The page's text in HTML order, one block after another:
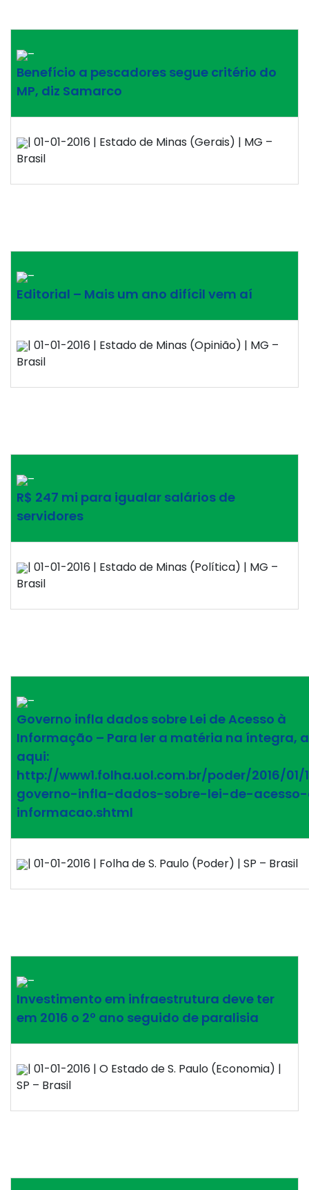
–
Benefício a pescadores segue critério do
MP, diz Samarco
| 01-01-2016 | Estado de Minas (Gerais) | MG –
Brasil
–
Editorial – Mais um ano difícil vem aí
| 01-01-2016 | Estado de Minas (Opinião) | MG –
Brasil
–
R$ 247 mi para igualar salários de
servidores
| 01-01-2016 | Estado de Minas (Política) | MG –
Brasil
–
Governo infla dados sobre Lei de Acesso à
Informação – Para ler a matéria na íntegra,
aqui:
http://www1.folha.uol.com.br/poder/2016/01/
governo-infla-dados-sobre-lei-de-
informacao.shtml
| 01-01-2016 | Folha de S. Paulo (Poder) | SP – Brasil
–
Investimento em infraestrutura deve ter
em 2016 o 2º ano seguido de paralisia
| 01-01-2016 | O Estado de S. Paulo (Economia) |
SP – Brasil